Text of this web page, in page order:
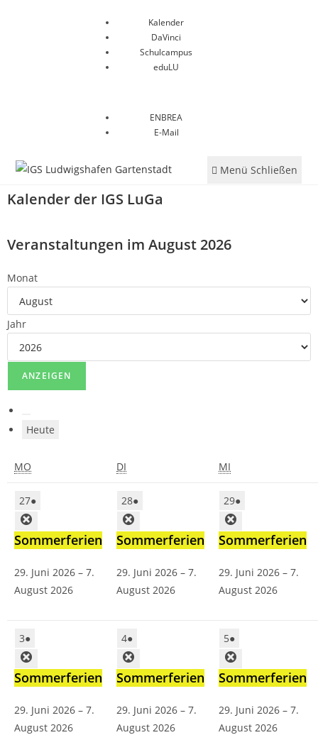
Kalender
DaVinci
Schulcampus
eduLU
ENBREA
E-Mail
Menü Schließen
Kalender der IGS LuGa
Veranstaltungen im August 2026
Monat
Jahr
Heute
MO DI MI
27●
Sommerferien
29. Juni 2026 – 7.
August 2026
28●
Sommerferien
29. Juni 2026 – 7.
August 2026
29●
Sommerferien
29. Juni 2026 – 7.
August 2026
3●
Sommerferien
29. Juni 2026 – 7.
August 2026
4●
Sommerferien
29. Juni 2026 – 7.
August 2026
5●
Sommerferien
29. Juni 2026 – 7.
August 2026